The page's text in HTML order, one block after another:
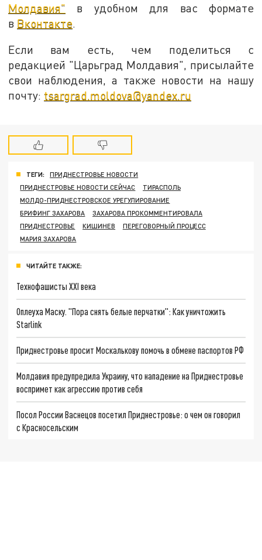
Молдавия" в удобном для вас формате
в Вконтакте
Если вам есть, чем поделиться с
редакцией "Царьград Молдавия", присылайте
свои наблюдения, а также новости на нашу
почту: tsargrad.moldova@yandex.ru
ТЕГИ:
ПРИДНЕСТРОВЬЕ НОВОСТИ
ПРИДНЕСТРОВЬЕ НОВОСТИ СЕЙЧАС
ТИРАСПОЛЬ
МОЛДО-ПРИДНЕСТРОВСКОЕ УРЕГУЛИРОВАНИЕ
БРИФИНГ ЗАХАРОВА
ЗАХАРОВА ПРОКОММЕНТИРОВАЛА
ПРИДНЕСТРОВЬЕ
КИШИНЕВ
ПЕРЕГОВОРНЫЙ ПРОЦЕСС
МАРИЯ ЗАХАРОВА
ЧИТАЙТЕ ТАКЖЕ:
Технофашисты XXI века
Оплеуха Маску. "Пора снять белые перчатки": Как уничтожить
Starlink
Приднестровье просит Москалькову помочь в обмене паспортов РФ
Молдавия предупредила Украину, что нападение на Приднестровье
воспримет как агрессию против себя
Посол России Васнецов посетил Приднестровье: о чем он говорил
с Красносельским